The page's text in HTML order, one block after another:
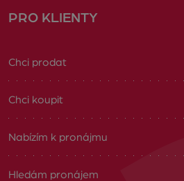
PRO KLIENTY
Chci prodat
Chci koupit
Nabízím k pronájmu
Hledám pronájem